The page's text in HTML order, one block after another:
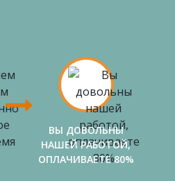
ВЫ ДОВОЛЬНЫ
НАШЕЙ РАБОТОЙ,
ОПЛАЧИВАЕТЕ 80%